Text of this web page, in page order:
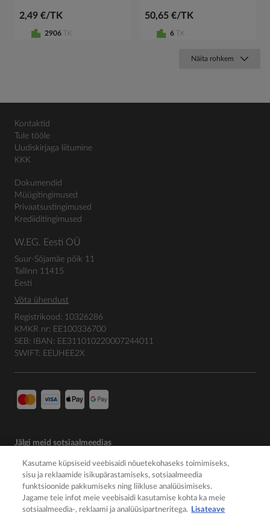
2,49 €/TK
2906 TK
50,65 €/TK
6 TK
Näita rohkem
Kontaktid
Tule tööle
Uudiskirjaga liitumine
KKK
Dokumendid
Müügitingimused
Privaatsustingimused
Krediiditingimused
W.EG. Eesti OÜ
Suur-Sõjamäe põik 11
Tallinn 11415
Eesti
Võta ühendust
Registrikood: 10326286
KMKR nr: EE100336700
SEB: IBAN: EE311010220007244011
SWIFT: EEUHEE2X
Jälgi meid sotsiaalmeedias
Kasutame küpsiseid veebisaidi nõuetekohaseks toimimiseks,
sisu ja reklaamide isikupärastamiseks, sotsiaalmeedia
funktsioonide pakkumiseks ning liikluse analüüsimiseks.
Jagame teie infot meie veebisaidi kasutamise kohta ka meie
sotsiaalmeedia-, reklaami ja analüüsipartneritega. Lisateave